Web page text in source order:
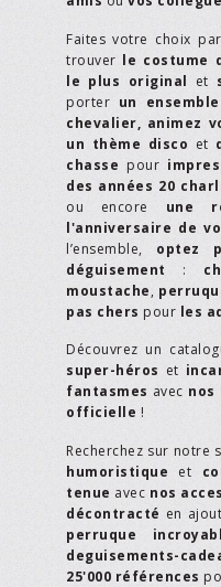
Faites votre choix
trouver le costume
le plus original et
porter un
chevalier, animez
un thème disco et
chasse pour
des années 20
ou encore une
l'anniversaire de
l’ensemble, optez
déguisement :
moustache,
pas chers pour les
Découvrez un
super-héros et
fantasmes avec nos
officielle !
Recherchez sur notre
humoristique et
tenue avec nos
décontracté en
perruque
deguisements-
25'000 références